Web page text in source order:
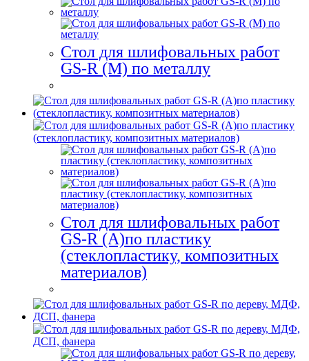
Стол для шлифовальных работ
GS-R (M) по металлу
Стол для шлифовальных работ
GS-R (A)по пластику
(стеклопластику, композитных
материалов)